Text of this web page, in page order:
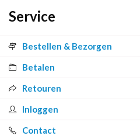
Service
Bestellen & Bezorgen
Betalen
Retouren
Inloggen
Contact